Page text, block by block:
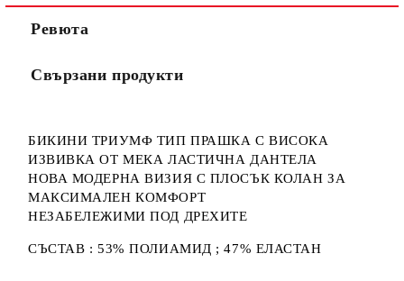
Ревюта
Свързани продукти
БИКИНИ ТРИУМФ ТИП ПРАШКА С ВИСОКА
ИЗВИВКА ОТ МЕКА ЛАСТИЧНА ДАНТЕЛА
НОВА МОДЕРНА ВИЗИЯ С ПЛОСЪК КОЛАН ЗА
МАКСИМАЛЕН КОМФОРТ
НЕЗАБЕЛЕЖИМИ ПОД ДРЕХИТЕ
СЪСТАВ : 53% ПОЛИАМИД ; 47% ЕЛАСТАН